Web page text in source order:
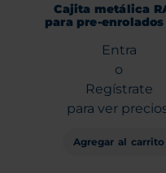
Cajita metálica
para pre-enrolados
Entra
o
Regístrate
para ver
Agregar al carrito